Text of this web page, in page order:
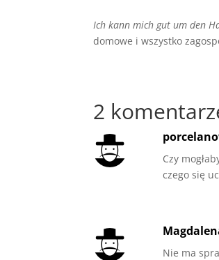
Ich kann mich gut um den
domowe i wszystko
2
Czy
czego się
Nie ma